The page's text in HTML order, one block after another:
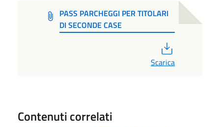
PASS PARCHEGGI PER TITOLARI
DI SECONDE CASE
Scarica
Contenuti correlati